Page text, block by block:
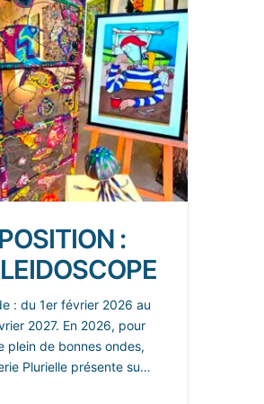
:
: du 1er février 2026 au
2027. En 2026, pour
plein de bonnes ondes,
Plurielle présente sur